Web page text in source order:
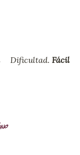
Dificultad. Fácil